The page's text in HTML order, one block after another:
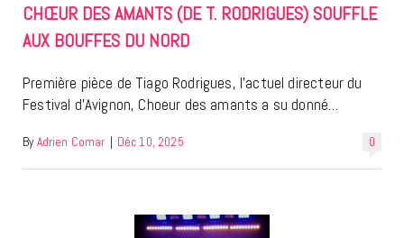
CHŒUR DES AMANTS (DE T. RODRIGUES) SOUFFLE
AUX BOUFFES DU NORD
Première pièce de Tiago Rodrigues, l’actuel directeur du
Festival d’Avignon, Choeur des amants a su donné…
0
By Adrien Comar | Déc 10, 2025